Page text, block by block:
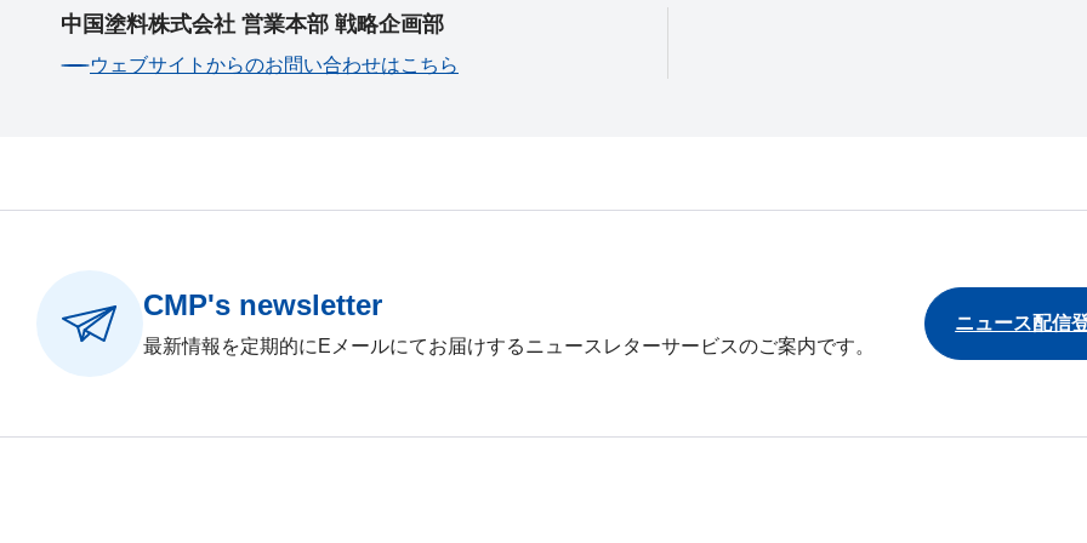
中国塗料株式会社 営業本部 戦略企画部
ウェブサイトからのお問い合わせはこちら
CMP's newsletter
最新情報を定期的にEメールにてお届けするニュースレターサービスのご案内です。
ニュース配信